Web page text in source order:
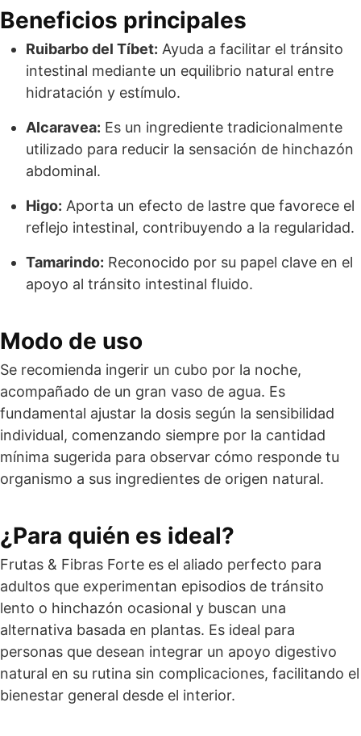
Beneficios principales
Ruibarbo del Tíbet: Ayuda a facilitar el tránsito
intestinal mediante un equilibrio natural entre
hidratación y estímulo.
Alcaravea: Es un ingrediente tradicionalmente
utilizado para reducir la sensación de hinchazón
abdominal.
Higo: Aporta un efecto de lastre que favorece el
reflejo intestinal, contribuyendo a la regularidad.
Tamarindo: Reconocido por su papel clave en el
apoyo al tránsito intestinal fluido.
Modo de uso
Se recomienda ingerir un cubo por la noche,
acompañado de un gran vaso de agua. Es
fundamental ajustar la dosis según la sensibilidad
individual, comenzando siempre por la cantidad
mínima sugerida para observar cómo responde tu
organismo a sus ingredientes de origen natural.
¿Para quién es ideal?
Frutas & Fibras Forte es el aliado perfecto para
adultos que experimentan episodios de tránsito
lento o hinchazón ocasional y buscan una
alternativa basada en plantas. Es ideal para
personas que desean integrar un apoyo digestivo
natural en su rutina sin complicaciones, facilitando el
bienestar general desde el interior.